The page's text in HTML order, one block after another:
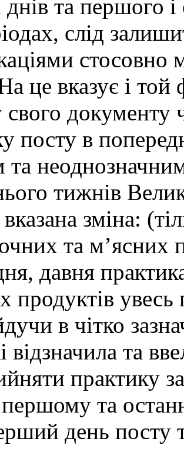
та першого
слід
стосовно
це вказує і
свого документу
посту в
та
тижнів
вказана зміна:
та м’ясних
давня
продуктів
в чітко
відзначила та
практику
та
день посту